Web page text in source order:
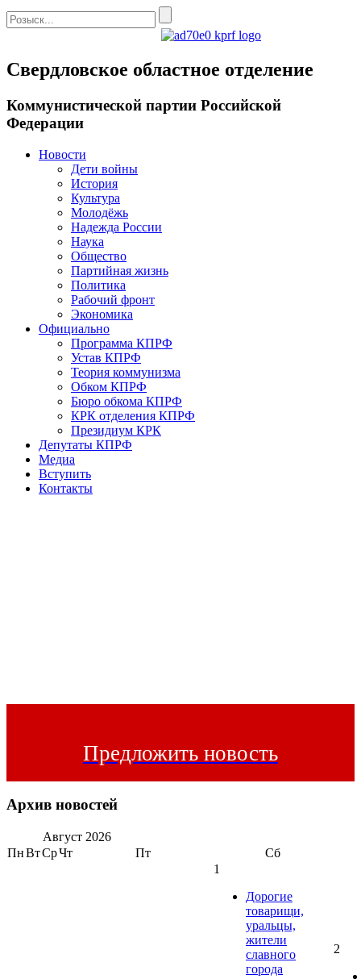
Свердловское областное отделение
Коммунистической партии Российской
Федерации
Новости
Дети войны
История
Культура
Молодёжь
Надежда России
Наука
Общество
Партийная жизнь
Политика
Рабочий фронт
Экономика
Официально
Программа КПРФ
Устав КПРФ
Теория коммунизма
Обком КПРФ
Бюро обкома КПРФ
КРК отделения КПРФ
Президиум КРК
Депутаты КПРФ
Медиа
Вступить
Контакты
Предложить новость
Архив новостей
Август 2026
ПнВтСрЧт Пт Сб
1
Дорогие
товарищи,
уральцы,
жители
славного
города
2